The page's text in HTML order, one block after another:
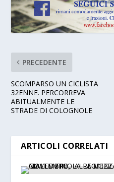
PRECEDENTE
SCOMPARSO UN CICLISTA
32ENNE. PERCORREVA
ABITUALMENTE LE
STRADE DI COLOGNOLE
ARTICOLI CORRELATI